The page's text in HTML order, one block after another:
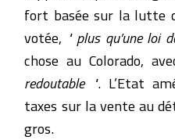
fort basée sur la lutte
votée, " plus qu’une loi
chose au Colorado,
redoutable ". L’Etat
taxes sur la vente au
gros.